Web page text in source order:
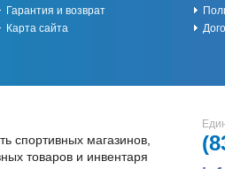
Гарантия и возврат
Карта сайта
спортивных магазинов,
товаров и инвентаря